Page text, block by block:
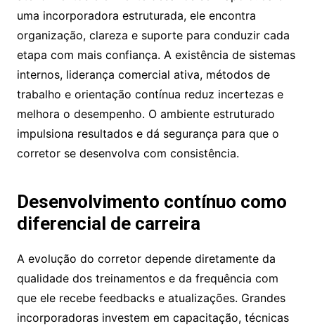
uma incorporadora estruturada, ele encontra
organização, clareza e suporte para conduzir cada
etapa com mais confiança. A existência de sistemas
internos, liderança comercial ativa, métodos de
trabalho e orientação contínua reduz incertezas e
melhora o desempenho. O ambiente estruturado
impulsiona resultados e dá segurança para que o
corretor se desenvolva com consistência.
Desenvolvimento contínuo como
diferencial de carreira
A evolução do corretor depende diretamente da
qualidade dos treinamentos e da frequência com
que ele recebe feedbacks e atualizações. Grandes
incorporadoras investem em capacitação, técnicas